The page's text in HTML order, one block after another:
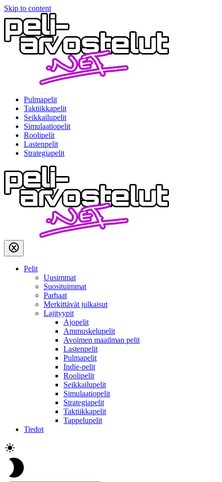
Skip to content
Pulmapelit
Taktiikkapelit
Seikkailupelit
Simulaatiopelit
Roolipelit
Lastenpelit
Strategiapelit
Pelit
Uusimmat
Suosituimmat
Parhaat
Merkittävät julkaisut
Lajityypit
Ajopelit
Ammuskelupelit
Avoimen maailman pelit
Lastenpelit
Pulmapelit
Indie-pelit
Roolipelit
Seikkailupelit
Simulaatiopelit
Strategiapelit
Taktiikkapelit
Tappelupelit
Tiedot